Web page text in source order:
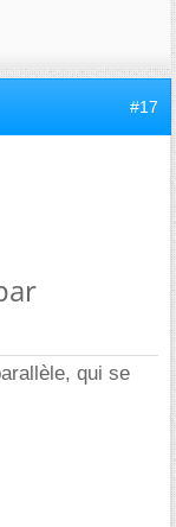
#17
qui se